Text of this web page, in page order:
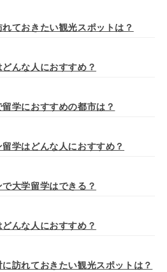
ておきたい観光スポットは？
んな人におすすめ？
学におすすめの都市は？
学はどんな人におすすめ？
大学留学はできる？
んな人におすすめ？
訪れておきたい観光スポットは？